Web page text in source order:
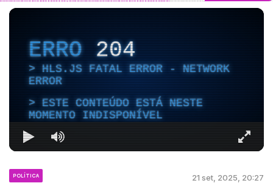
ERRO204
HLS.JS FATAL ERROR - NETWORK
ERROR
ESTE CONTEÚDO ESTÁ NESTE
MOMENTO INDISPONÍVEL
POLÍTICA 21 set, 2025, 20:27